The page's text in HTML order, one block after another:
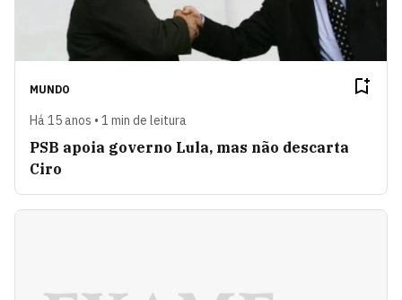
MUNDO
Há 15 anos • 1 min de leitura
PSB apoia governo Lula, mas não descarta
Ciro